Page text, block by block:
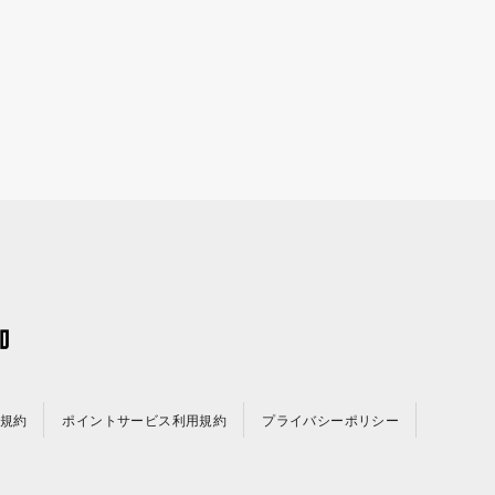
約 ポイントサービス利用規約 プライバシーポリシー